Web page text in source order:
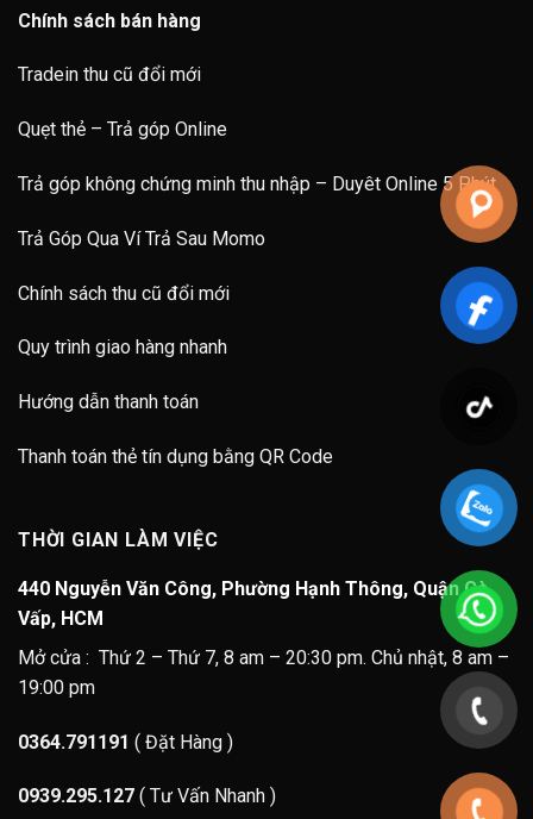
Chính sách bán hàng
Tradein thu cũ đổi mới
Quẹt thẻ – Trả góp Online
Trả góp không chứng minh thu nhập – Duyêt Online 5 Phút
Trả Góp Qua Ví Trả Sau Momo
Chính sách thu cũ đổi mới
Quy trình giao hàng nhanh
Hướng dẫn thanh toán
Thanh toán thẻ tín dụng bằng QR Code
THỜI GIAN LÀM VIỆC
440 Nguyễn Văn Công, Phường Hạnh Thông, Quận Gò
Vấp, HCM
Mở cửa : Thứ 2 – Thứ 7, 8 am – 20:30 pm. Chủ nhật, 8 am –
19:00 pm
0364.791191 ( Đặt Hàng )
0939.295.127 ( Tư Vấn Nhanh )